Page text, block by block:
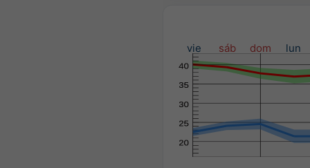
vie sáb dom lun